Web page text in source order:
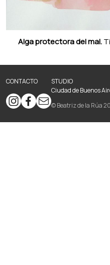
Alga protectora del mal.
CONTACTO
STUDIO
Ciudad de Buenos
© Beatriz de la Rúa